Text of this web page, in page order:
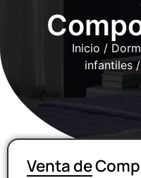
Inicio /
infantiles/
Venta de